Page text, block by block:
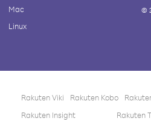
Mac
Linux
©
Rakuten Viki Rakuten Kobo
Rakuten Insight
Rakuten